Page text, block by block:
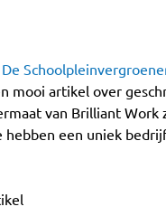
De
mooi artikel over
van Brilliant
hebben een uniek